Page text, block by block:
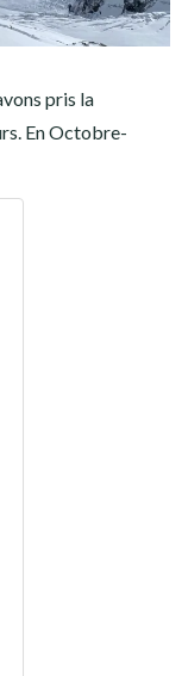
pris la
En Octobre-